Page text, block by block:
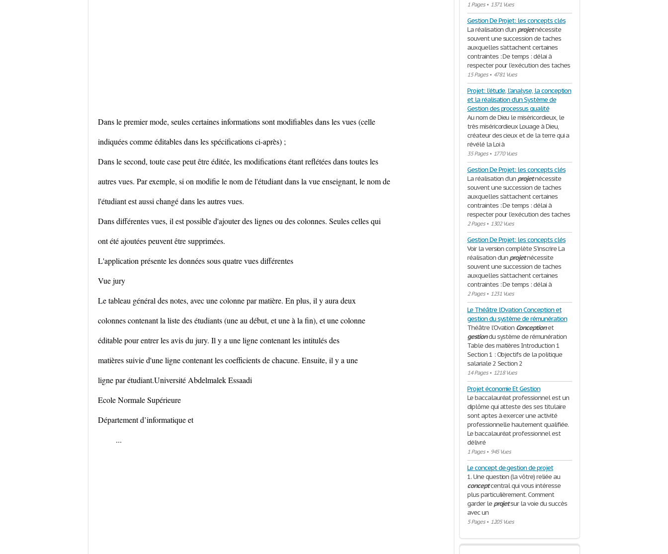
Dans le premier mode, seules certaines informations sont modifiables dans les vues (celle
indiquées comme éditables dans les spécifications ci-après) ;
Dans le second, toute case peut être éditée, les modifications étant reflétées dans toutes les
autres vues. Par exemple, si on modifie le nom de l'étudiant dans la vue enseignant, le nom de
l'étudiant est aussi changé dans les autres vues.
Dans différentes vues, il est possible d'ajouter des lignes ou des colonnes. Seules celles qui
ont été ajoutées peuvent être supprimées.
L'application présente les données sous quatre vues différentes
Vue jury
Le tableau général des notes, avec une colonne par matière. En plus, il y aura deux
colonnes contenant la liste des étudiants (une au début, et une à la fin), et une colonne
éditable pour entrer les avis du jury. Il y a une ligne contenant les intitulés des
matières suivie d'une ligne contenant les coefficients de chacune. Ensuite, il y a une
ligne par étudiant.Université Abdelmalek Essaadi
Ecole Normale Supérieure
Département d’informatique et
...
1 Pages• 1371 Vues
Gestion De Projet: les concepts clés
La réalisation d’un projetnécessite
souvent une succession de taches
auxquelles s’attachent certaines
contraintes : De temps : délai à
respecter pour l’exécution des taches
15 Pages• 4781 Vues
Projet: l’étude, l’analyse, la conception
et la réalisation d’un Système de
Gestion des processus qualité
Au nom de Dieu le miséricordieux, le
très miséricordieux Louage à Dieu,
créateur des cieux et de la terre qui a
révélé la Loi à
35 Pages• 1770 Vues
Gestion De Projet: les concepts clés
La réalisation d’un projetnécessite
souvent une succession de taches
auxquelles s’attachent certaines
contraintes : De temps : délai à
respecter pour l’exécution des taches
2 Pages• 1302 Vues
Gestion De Projet: les concepts clés
Voir la version complète S'inscrire La
réalisation d’un projetnécessite
souvent une succession de taches
auxquelles s’attachent certaines
contraintes : De temps : délai à
2 Pages• 1231 Vues
Le Théâtre l’Ovation Conception et
gestion du système de rémunération
Théâtre l’Ovation Conceptionet
gestiondu système de rémunération
Table des matières Introduction 1
Section 1 : Objectifs de la politique
salariale 2 Section 2
14 Pages• 1218 Vues
Projet économie Et Gestion
Le baccalauréat professionnel est un
diplôme qui atteste des ses titulaire
sont aptes à exercer une activité
professionnelle hautement qualifiée.
Le baccalauréat professionnel est
délivré
1 Pages• 945 Vues
Le concept de gestion de projet
1. Une question (la vôtre) reliée au
conceptcentral qui vous intéresse
plus particulièrement. Comment
garder le projetsur la voie du succès
avec un
5 Pages• 1205 Vues